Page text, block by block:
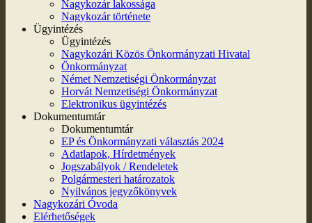
Nagykozár lakossága
Nagykozár története
Ügyintézés
Ügyintézés
Nagykozári Közös Önkormányzati Hivatal
Önkormányzat
Német Nemzetiségi Önkormányzat
Horvát Nemzetiségi Önkormányzat
Elektronikus ügyintézés
Dokumentumtár
Dokumentumtár
EP és Önkormányzati választás 2024
Adatlapok, Hírdetmények
Jogszabályok / Rendeletek
Polgármesteri határozatok
Nyilvános jegyzőkönyvek
Nagykozári Óvoda
Elérhetőségek